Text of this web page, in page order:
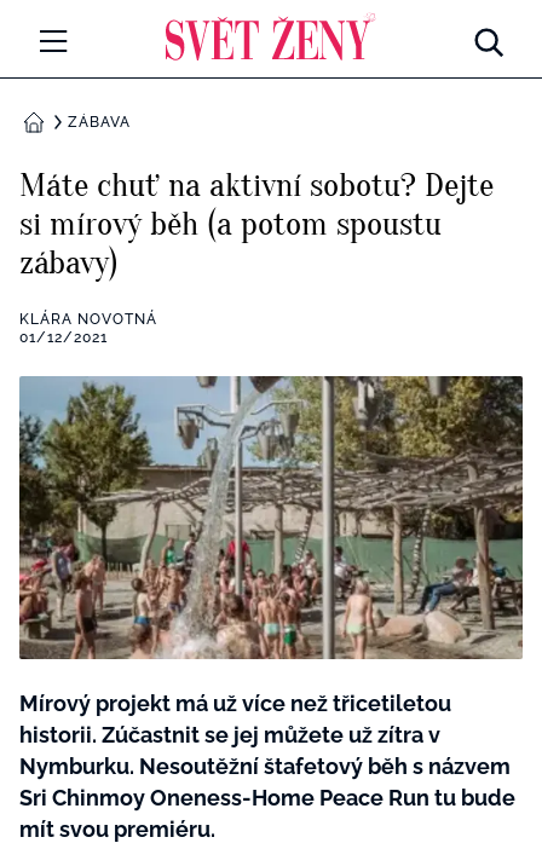
Všechny kategorie
Rozhovory
RETROHUBKY
Všechny kategorie
Seberozvoj
Všechny kategorie
Životní styl
ZÁBAVA
Všechny kategorie
Testy a kvízy
BYDLENÍ
Všechny kategorie
Tvoření
Rady a tipy
BurdaMedia
Extra
SVĚT ŽENY - 599 KČ
ROČNÍ PŘEDPLATNÉ SVĚT ŽENY +
DOMŮZÁBAVA
Máte chuť na aktivní sobotu? Dejte
si mírový běh (a potom spoustu
zábavy)
KLÁRA NOVOTNÁ
01/12/2021
Mírový projekt má už více než třicetiletou
historii. Zúčastnit se jej můžete už zítra v
Nymburku. Nesoutěžní štafetový běh s názvem
Sri Chinmoy Oneness-Home Peace Run tu bude
mít svou premiéru.